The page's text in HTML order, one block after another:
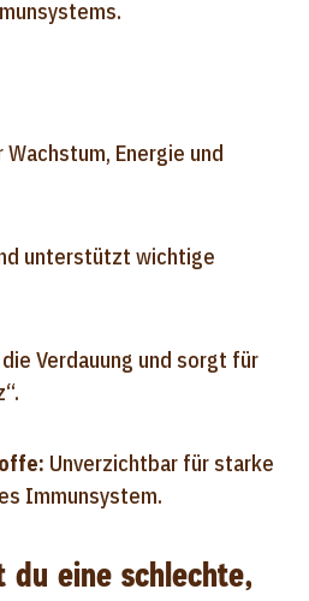
Energie und
unterstützt wichtige
Verdauung und sorgt für
Unverzichtbar für starke
Immunsystem.
eine schlechte,